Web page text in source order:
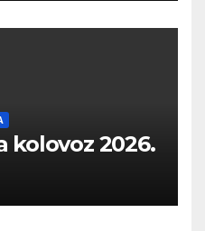
kolovoz 2026.